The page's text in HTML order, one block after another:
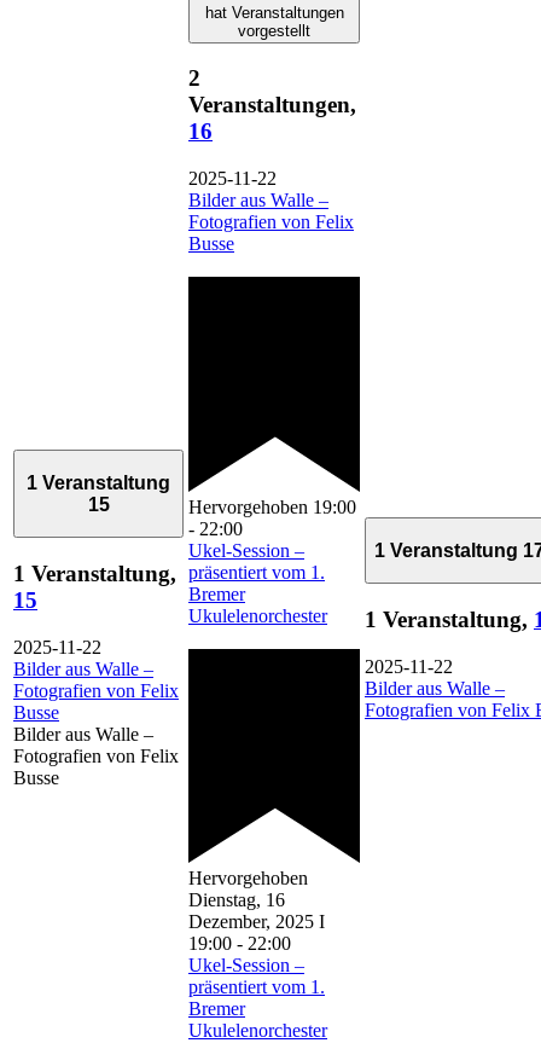
1 Veranstaltung
15
1 Veranstaltung,
15
2025-11-22
Bilder aus Walle –
Fotografien von Felix
Busse
Bilder aus Walle –
Fotografien von Felix
Busse
hat Veranstaltungen
vorgestellt
2
Veranstaltungen,
16
2025-11-22
Bilder aus Walle –
Fotografien von Felix
Busse
Hervorgehoben 19:00
- 22:00
Ukel-Session –
präsentiert vom 1.
Bremer
Ukulelenorchester
Hervorgehoben
Dienstag, 16
Dezember, 2025 I
19:00 - 22:00
Ukel-Session –
präsentiert vom 1.
Bremer
Ukulelenorchester
1 Veranstaltung
1 Veranstaltung,
2025-11-22
Bilder aus Walle –
Fotografien von Felix